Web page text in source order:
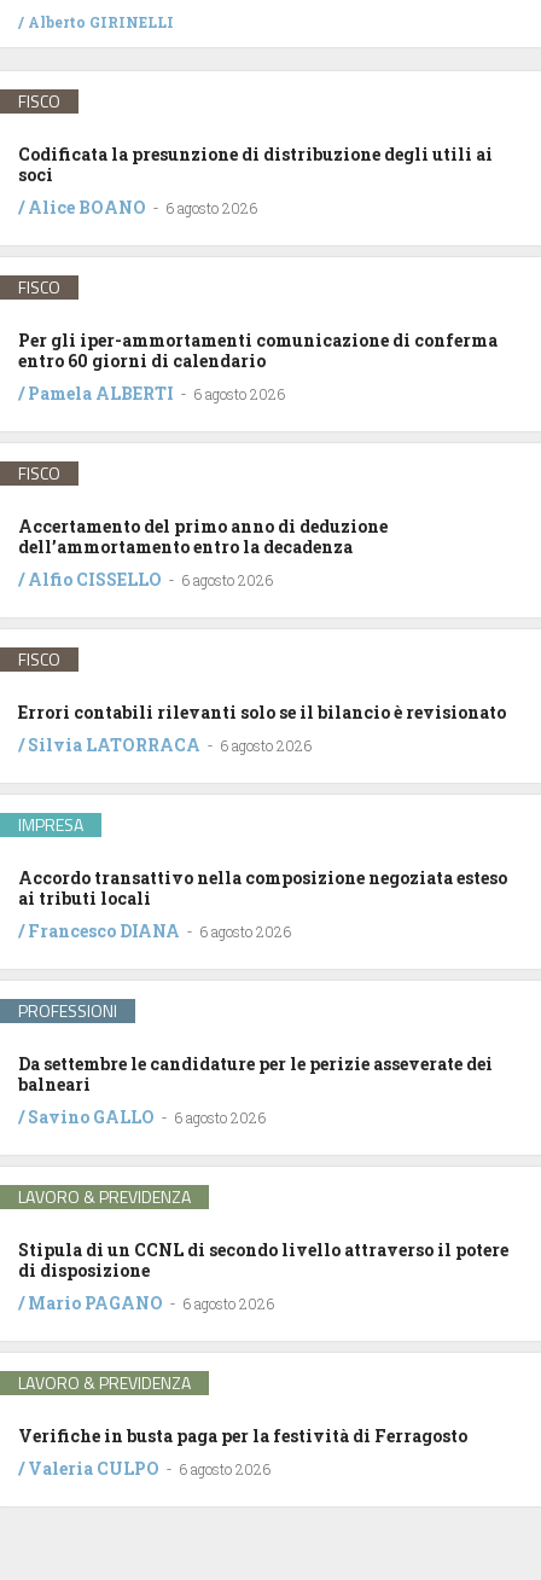
/ Alberto GIRINELLI
FISCO
Codificata la presunzione di distribuzione degli utili ai
soci
/Alice BOANO - 6 agosto 2026
FISCO
Per gli iper-ammortamenti comunicazione di conferma
entro 60 giorni di calendario
/Pamela ALBERTI - 6 agosto 2026
FISCO
Accertamento del primo anno di deduzione
dell’ammortamento entro la decadenza
/Alfio CISSELLO - 6 agosto 2026
FISCO
Errori contabili rilevanti solo se il bilancio è revisionato
/Silvia LATORRACA - 6 agosto 2026
IMPRESA
Accordo transattivo nella composizione negoziata esteso
ai tributi locali
/Francesco DIANA - 6 agosto 2026
PROFESSIONI
Da settembre le candidature per le perizie asseverate dei
balneari
/Savino GALLO - 6 agosto 2026
LAVORO & PREVIDENZA
Stipula di un CCNL di secondo livello attraverso il potere
di disposizione
/Mario PAGANO - 6 agosto 2026
LAVORO & PREVIDENZA
Verifiche in busta paga per la festività di Ferragosto
/Valeria CULPO - 6 agosto 2026